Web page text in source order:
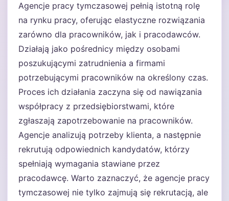
Agencje pracy tymczasowej pełnią istotną rolę
na rynku pracy, oferując elastyczne rozwiązania
zarówno dla pracowników, jak i pracodawców.
Działają jako pośrednicy między osobami
poszukującymi zatrudnienia a firmami
potrzebującymi pracowników na określony czas.
Proces ich działania zaczyna się od nawiązania
współpracy z przedsiębiorstwami, które
zgłaszają zapotrzebowanie na pracowników.
Agencje analizują potrzeby klienta, a następnie
rekrutują odpowiednich kandydatów, którzy
spełniają wymagania stawiane przez
pracodawcę. Warto zaznaczyć, że agencje pracy
tymczasowej nie tylko zajmują się rekrutacją, ale